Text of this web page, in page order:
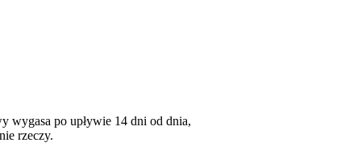
wygasa po upływie 14 dni od dnia,
rzeczy.